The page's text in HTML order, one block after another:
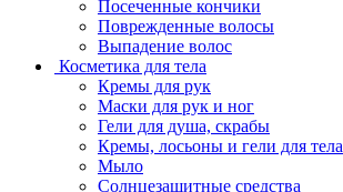
Посеченные кончики
Поврежденные волосы
Выпадение волос
Косметика для тела
Кремы для рук
Маски для рук и ног
Гели для душа, скрабы
Кремы, лосьоны и гели для тела
Мыло
Солнцезащитные средства